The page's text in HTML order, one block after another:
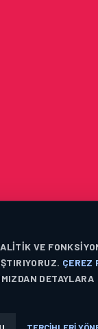
VE
ÇEREZ
DETAYLARA